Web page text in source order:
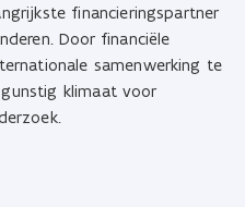
financieringspartner
Door financiële
samenwerking te
klimaat voor